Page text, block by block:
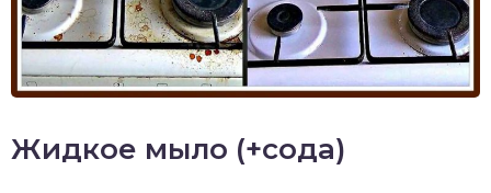
Жидкое мыло (+сода)